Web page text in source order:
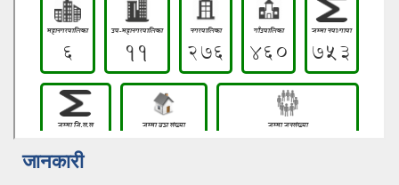
जानकारी